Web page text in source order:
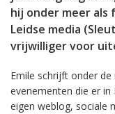
hij onder meer
Leidse media
vrijwilliger voor
Emile schrijft onder de
evenementen die er in
eigen weblog, sociale